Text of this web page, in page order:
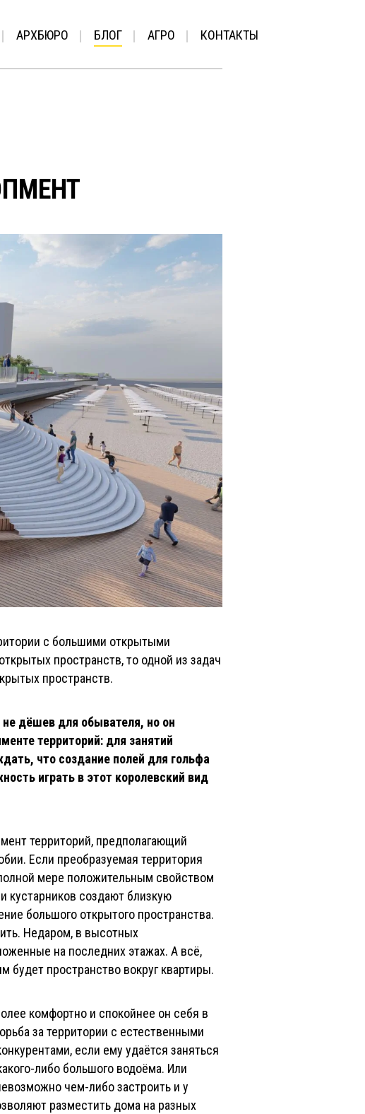
АРХБЮРО БЛОГ АГРО КОНТАКТЫ
с большими открытыми
пространств, то одной из задач
пространств.
дёшев для обывателя, но он
территорий: для занятий
что создание полей для гольфа
играть в этот королевский вид
территорий, предполагающий
Если преобразуемая территория
мере положительным свойством
кустарников создают близкую
большого открытого пространства.
Недаром, в высотных
на последних этажах. А всё,
пространство вокруг квартиры.
комфортно и спокойнее он себя в
за территории с естественными
если ему удаётся заняться
либо большого водоёма. Или
чем-либо застроить и у
разместить дома на разных